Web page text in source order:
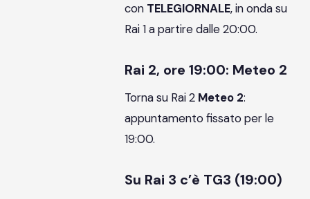
con TELEGIORNALE, in onda su
Rai 1 a partire dalle 20:00.
Rai 2, ore 19:00: Meteo 2
Torna su Rai 2 Meteo 2:
appuntamento fissato per le
19:00.
Su Rai 3 c’è TG3 (19:00)